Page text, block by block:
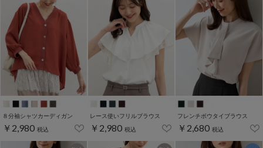
８分袖シャツカーディガン
￥2,980 税込
レース使いフリルブラウス
￥2,980 税込
フレンチボウタイブラウス
￥2,680 税込